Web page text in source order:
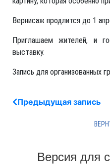
Вернисаж продлится до 1
Приглашаем жителей, и
выставку.
Запись для организованных
Предыдущая запись
Версия для